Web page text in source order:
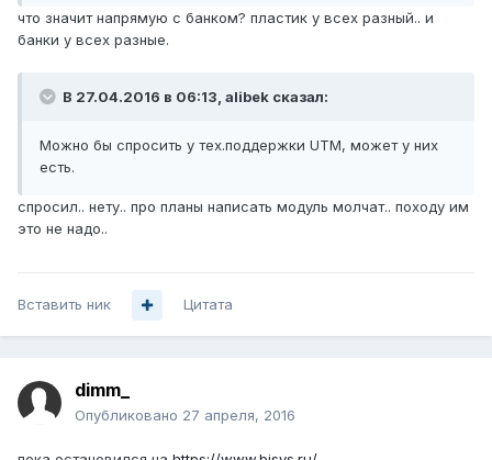
что значит напрямую с банком? пластик у всех разный.. и
банки у всех разные.
В 27.04.2016 в 06:13, alibek сказал:
Можно бы спросить у тех.поддержки UTM, может у них
есть.
спросил.. нету.. про планы написать модуль молчат.. походу им
это не надо..
Вставить ник Цитата
dimm_
Опубликовано 27 апреля, 2016